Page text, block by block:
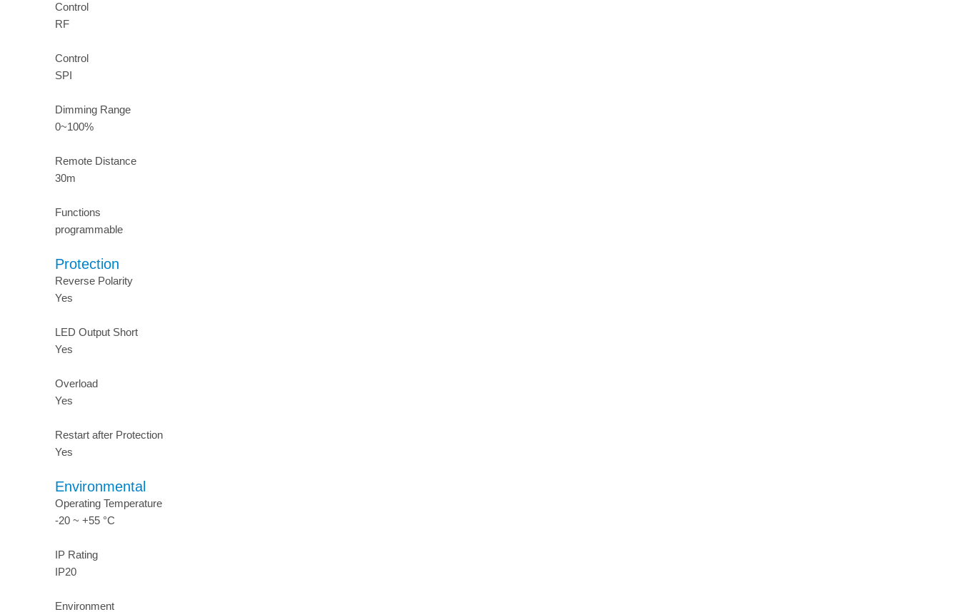
Control
RF
Control
SPI
Dimming Range
0~100%
Remote Distance
30m
Functions
programmable
Protection
Reverse Polarity
Yes
LED Output Short
Yes
Overload
Yes
Restart after Protection
Yes
Environmental
Operating Temperature
-20 ~ +55 °C
IP Rating
IP20
Environment